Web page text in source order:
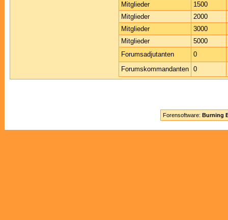
Mitglieder
1500
Mitglieder
2000
Mitglieder
3000
Mitglieder
5000
Forumsadjutanten
0
Forumskommandanten 0
Forensoftware: Burning